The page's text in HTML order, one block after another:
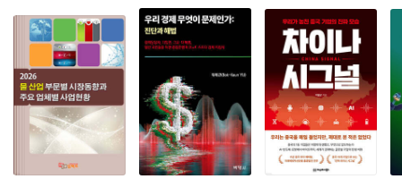
확장하기 위한 시도 중 하나다. 태그 검색을 활용하면 검색한 단어를 넘어
같은 주제를 가진 내용들을 한번에 접할 수 있다. 검색 이용자들이 선호를
보인 결과를 토대로 개인에게 최적화된 정보를 제공하는 방식이다.
---「취향 공동체」중에서